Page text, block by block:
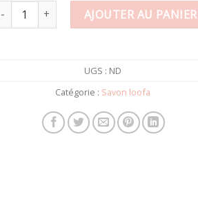
quantité de Savon loofa glycerine 130 g
AJOUTER AU PANIER
UGS : ND
Catégorie : Savon loofa